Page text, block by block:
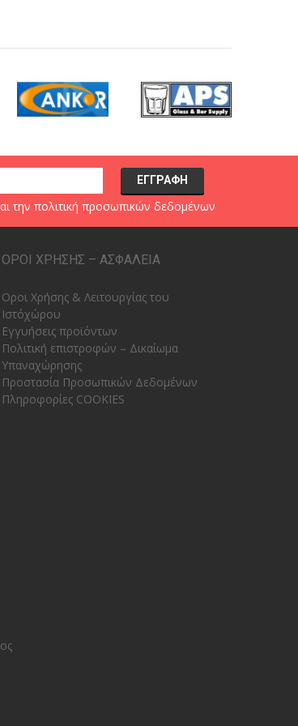
την πολιτική προσωπικών δεδομένων
ΟΡΟΙ ΧΡΗΣΗΣ – ΑΣΦΑΛΕΙΑ
Οροι Χρήσης & Λειτουργίας του
Ιστόχώρου
Εγγυήσεις προϊόντων
Πολιτική επιστροφών – Δικαίωμα
Υπαναχώρησης
Προστασία Προσωπικών Δεδομένων
Πληροφορίες COOKIES